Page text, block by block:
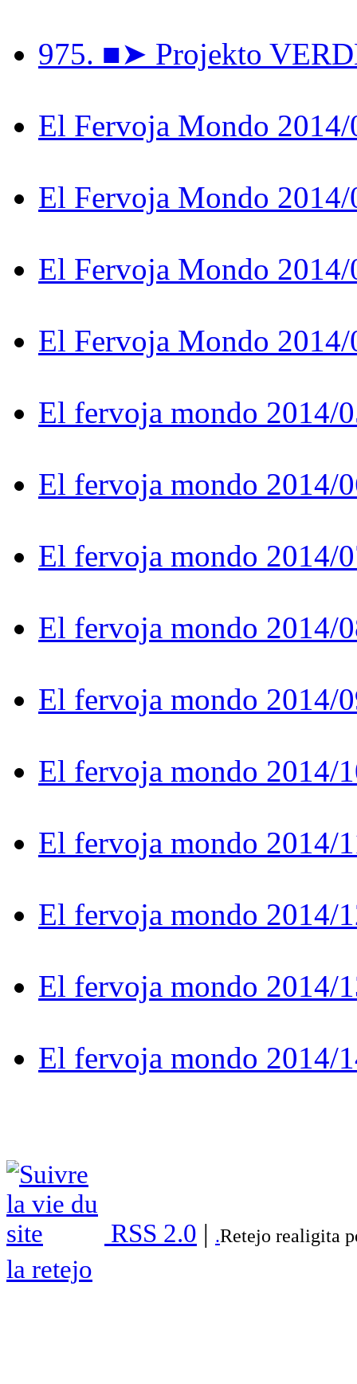
975. ■➤ Projekto
El Fervoja Mondo 2014/
El Fervoja Mondo 2014/
El Fervoja Mondo 2014/
El Fervoja Mondo 2014/
El fervoja mondo 2014/
El fervoja mondo 2014/
El fervoja mondo 2014/
El fervoja mondo 2014/
El fervoja mondo 2014/
El fervoja mondo 2014/
El fervoja mondo 2014/
El fervoja mondo 2014/
El fervoja mondo 2014/
El fervoja mondo 2014/
RSS 2.0 | .Retejo realigita
la retejo